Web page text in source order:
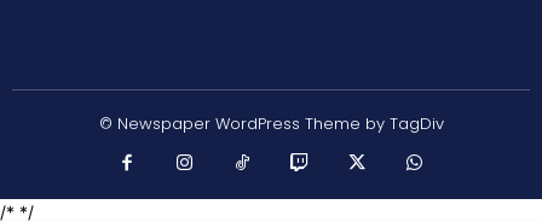
© Newspaper WordPress Theme by TagDiv
/* */